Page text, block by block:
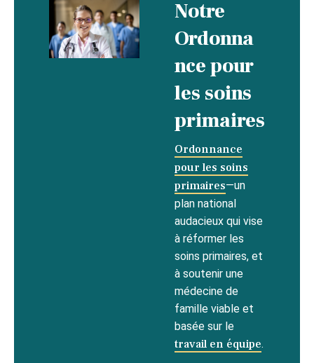
Notre
Ordonna
nce pour
les soins
primaires
Ordonnance
pour les soins
primaires—un
plan national
audacieux qui vise
à réformer les
soins primaires, et
à soutenir une
médecine de
famille viable et
basée sur le
travail en équipe.